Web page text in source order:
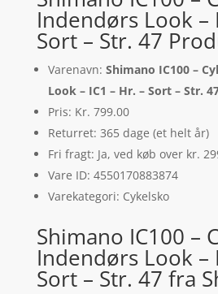
Indendørs Look –
Sort – Str. 47
Varenavn: Shimano IC100 –
Look – IC1 – Hr. – Sort – Str.
Pris: Kr. 799.00
Returret: 365 dage (et helt år)
Fri fragt: Ja, ved køb over kr.
Vare ID: 4550170883874
Varekategori: Cykelsko
Shimano IC100 –
Indendørs Look –
Sort – Str. 47 fra